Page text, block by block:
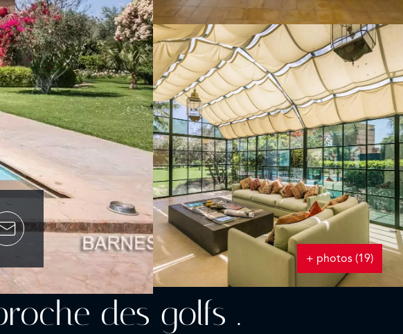
+ photos (19)
des golfs .